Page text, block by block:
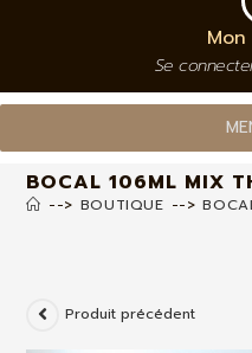
Se
BOCAL 106ML MIX
--> BOUTIQUE -->
Produit précédent